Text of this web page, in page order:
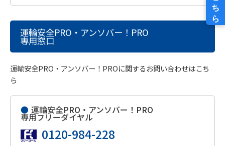
運輸安全PRO・アンソバー！PRO
専用窓口
運輸安全PRO・アンソバー！PROに関するお問い合わせはこち
ら
● 運輸安全PRO・アンソバー！PRO
専用フリーダイヤル
0120-984-228